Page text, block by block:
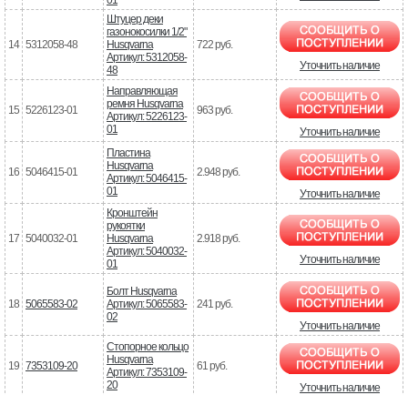
14 5312058-48
Штуцер деки
газонокосилки 1/2"
Husqvarna
Артикул: 5312058-
48
722 руб.
Уточнить наличие
15 5226123-01
Направляющая
ремня Husqvarna
Артикул: 5226123-
01
963 руб.
Уточнить наличие
16 5046415-01
Пластина
Husqvarna
Артикул: 5046415-
01
2.948 руб.
Уточнить наличие
17 5040032-01
Кронштейн
рукоятки
Husqvarna
Артикул: 5040032-
01
2.918 руб.
Уточнить наличие
18 5065583-02
Болт Husqvarna
Артикул: 5065583-
02
241 руб.
Уточнить наличие
19 7353109-20
Стопорное кольцо
Husqvarna
Артикул: 7353109-
20
61 руб.
Уточнить наличие